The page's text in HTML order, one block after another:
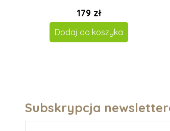
179 zł
Dodaj do koszyka
Subskrypcja